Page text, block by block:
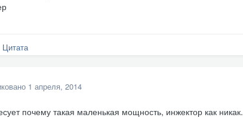
Цитата
1 апреля, 2014
почему такая маленькая мощность, инжектор как никак.